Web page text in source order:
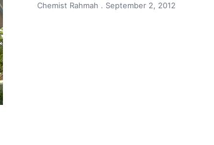
Chemist Rahmah September 2, 2012